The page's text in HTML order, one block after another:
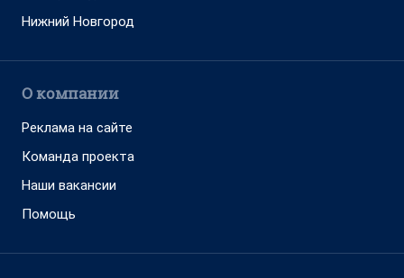
Нижний Новгород
О компании
Реклама на сайте
Команда проекта
Наши вакансии
Помощь